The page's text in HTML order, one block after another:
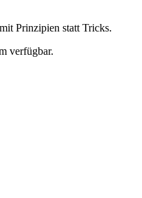
Prinzipien statt Tricks.
verfügbar.